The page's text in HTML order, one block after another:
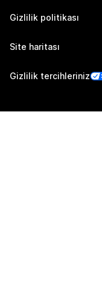
Gizlilik politikası
Site haritası
Gizlilik tercihleriniz